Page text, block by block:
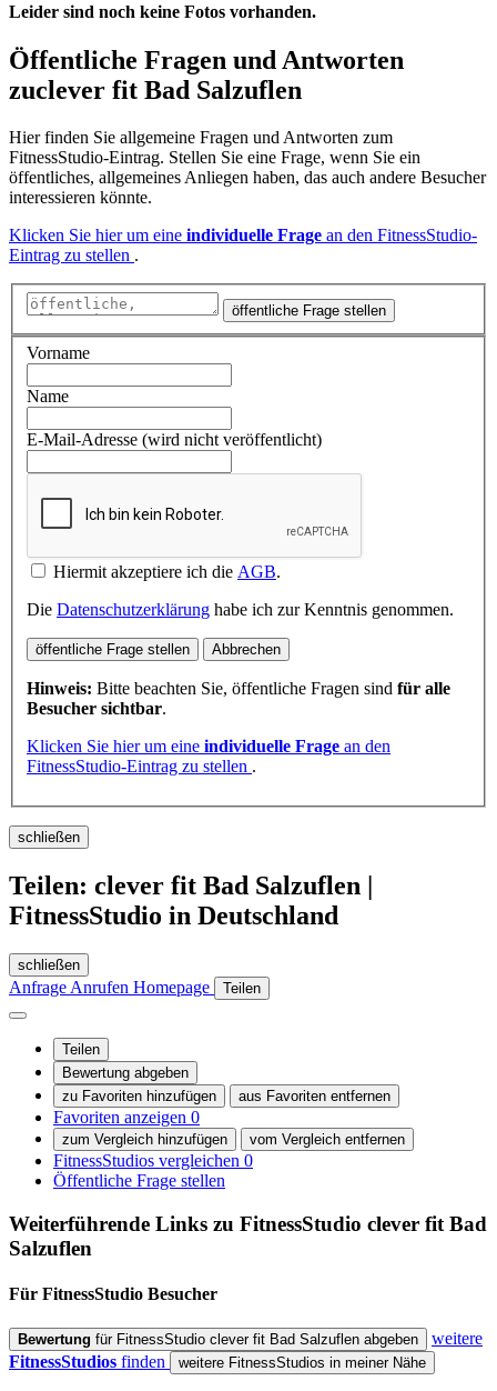
Leider sind noch keine Fotos vorhanden.
Öffentliche Fragen und Antworten
zuclever fit Bad Salzuflen
Hier finden Sie allgemeine Fragen und Antworten zum
FitnessStudio-Eintrag. Stellen Sie eine Frage, wenn Sie ein
öffentliches, allgemeines Anliegen haben, das auch andere Besucher
interessieren könnte.
Klicken Sie hier um eine individuelle Frage an den FitnessStudio-
Eintrag zu stellen .
öffentliche Frage stellen
Vorname
Name
E-Mail-Adresse (wird nicht veröffentlicht)
Hiermit akzeptiere ich die AGB.
Die Datenschutzerklärung habe ich zur Kenntnis genommen.
öffentliche Frage stellen Abbrechen
Hinweis: Bitte beachten Sie, öffentliche Fragen sind für alle
Besucher sichtbar.
Klicken Sie hier um eine individuelle Frage an den
FitnessStudio-Eintrag zu stellen .
schließen
Teilen: clever fit Bad Salzuflen |
FitnessStudio in Deutschland
schließen
Anfrage Anrufen Homepage Teilen
Teilen
Bewertung abgeben
zu Favoriten hinzufügen
aus Favoriten entfernen
Favoriten anzeigen 0
zum Vergleich hinzufügen vom Vergleich entfernen
FitnessStudios vergleichen 0
Öffentliche Frage stellen
Weiterführende Links zu FitnessStudio clever fit Bad
Salzuflen
Für FitnessStudio Besucher
Bewertung für FitnessStudio clever fit Bad Salzuflen abgeben
weitere
FitnessStudios finden weitere FitnessStudios in meiner Nähe